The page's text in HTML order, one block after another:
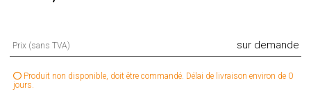
Prix (sans TVA) sur demande
Produit non disponible, doit être commandé. Délai de livraison environ de 0
jours.